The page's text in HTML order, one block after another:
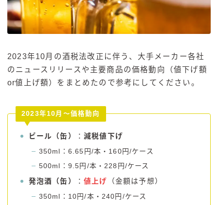
2023年10月の酒税法改正に伴う、大手メーカー各社
のニュースリリースや主要商品の価格動向（値下げ額
or値上げ額）をまとめたので参考にしてください。
2023年10月～価格動向
ビール（缶） ： 減税値下げ
350ml：6.65円/本・160円/ケース
500ml：9.5円/本・228円/ケース
発泡酒（缶）
： 値上げ （金額は予想）
350ml：10円/本・240円/ケース